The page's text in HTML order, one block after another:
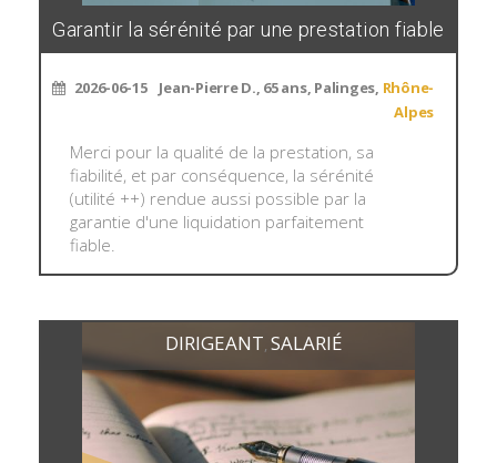
Garantir la sérénité par une prestation fiable
2026-06-15 Jean-Pierre D., 65 ans, Palinges, Rhône-
Alpes
Merci pour la qualité de la prestation, sa
fiabilité, et par conséquence, la sérénité
(utilité ++) rendue aussi possible par la
garantie d'une liquidation parfaitement
fiable.
DIRIGEANT, SALARIÉ